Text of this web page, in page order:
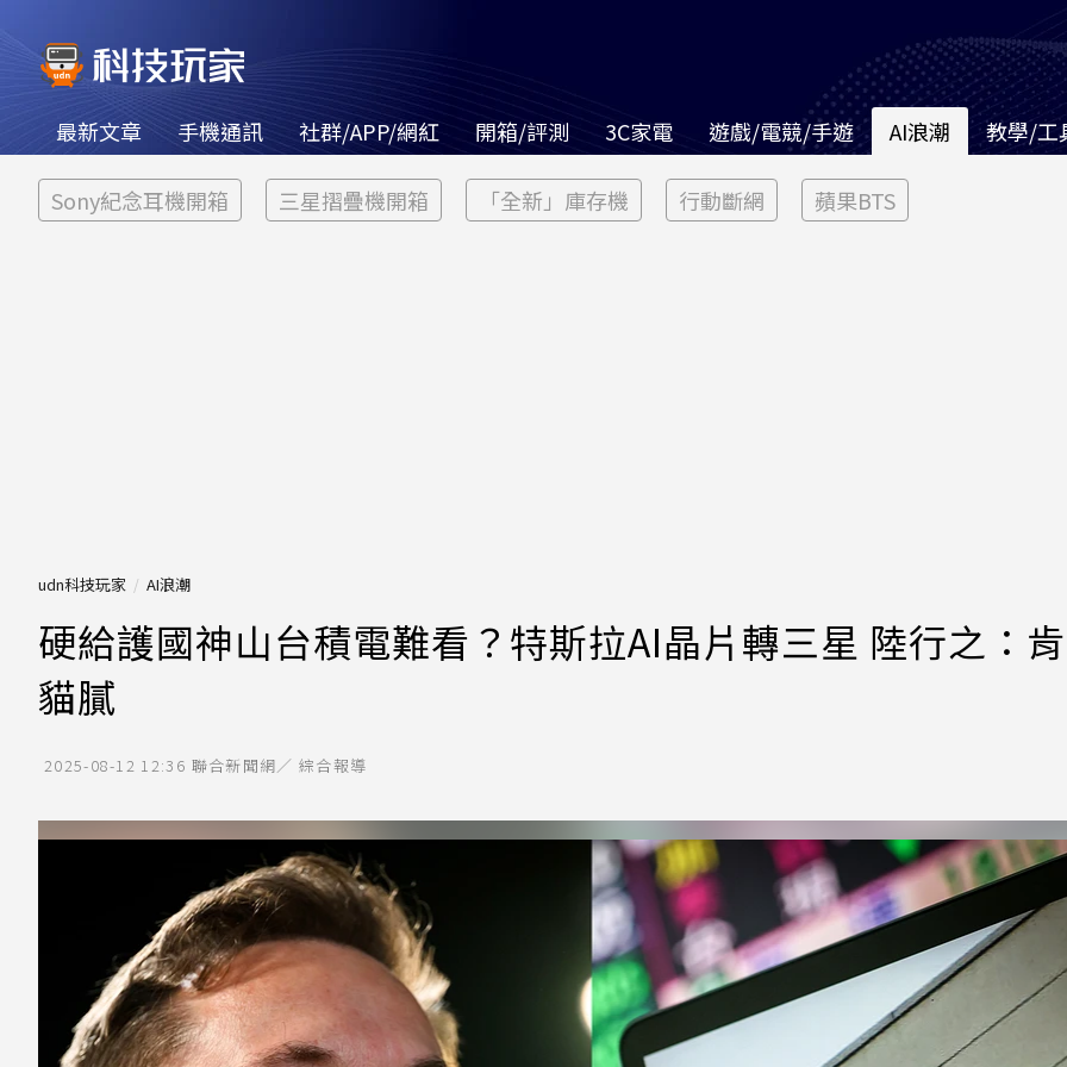
最新文章 手機通訊 社群/APP/網紅 開箱/評測 3C家電 遊戲/電競/手遊 AI浪潮 教學/工
Sony紀念耳機開箱 三星摺疊機開箱 「全新」庫存機 行動斷網 蘋果BTS
udn科技玩家 AI浪潮
硬給護國神山台積電難看？特斯拉AI晶片轉三星 陸行之：
貓膩
2025-08-12 12:36 聯合新聞網／ 綜合報導